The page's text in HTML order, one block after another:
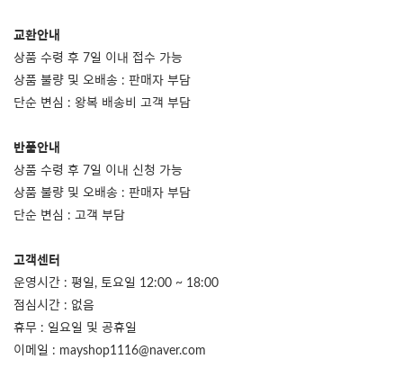
교환안내
상품 수령 후 7일 이내 접수 가능
상품 불량 및 오배송 : 판매자 부담
단순 변심 : 왕복 배송비 고객 부담
반품안내
상품 수령 후 7일 이내 신청 가능
상품 불량 및 오배송 : 판매자 부담
단순 변심 : 고객 부담
고객센터
운영시간 : 평일, 토요일 12:00 ~ 18:00
점심시간 : 없음
휴무 : 일요일 및 공휴일
이메일 : mayshop1116@naver.com